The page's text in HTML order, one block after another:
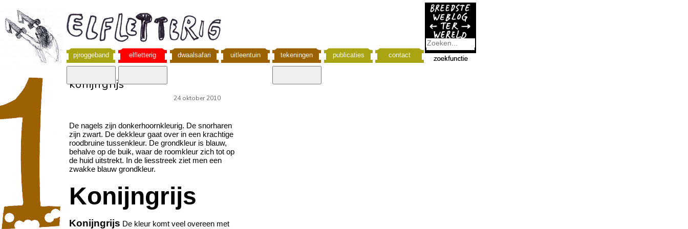
pjroggeband elfletterig dwaalsafari uitleentuin tekeningen publicaties contact
konijngrijs
24 oktober 2010
De nagels zijn donkerhoornkleurig. De snorharen
zijn zwart. De dekkleur gaat over in een krachtige
roodbruine tussenkleur. De grondkleur is blauw,
behalve op de buik, waar de roomkleur zich tot op
de huid uitstrekt. In de liesstreek ziet men een
zwakke blauw grondkleur.
Konijngrijs
Konijngrijs De kleur komt veel overeen met